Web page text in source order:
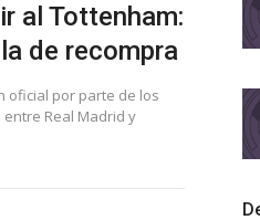
al Tottenham:
de recompra
oficial por parte de los
Real Madrid y